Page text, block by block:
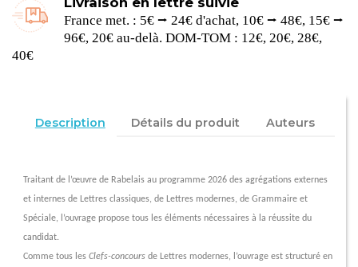
France met. : 5€ ⭢ 24€ d'achat, 10€ ⭢ 48€, 15€ ⭢
96€, 20€ au-delà. DOM-TOM : 12€, 20€, 28€,
40€
Description Détails du produit Auteurs
Traitant de l’œuvrede Rabelais au programme 2026 des agrégations externes
et internes de Lettres classiques, de Lettres modernes, de Grammaire et
Spéciale,
l’ouvrage propose tous les éléments nécessaires à la réussite du
candidat.
Comme tous lesClefs-concoursde Lettres modernes, l’ouvrageest structuré en